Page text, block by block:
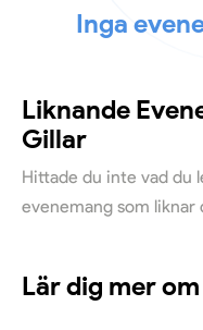
Inga
Liknande
Gillar
Hittade du inte vad du
evenemang som liknar
Lär dig mer